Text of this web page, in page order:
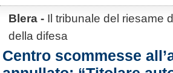
Blera - Il tribunale del riesame
della difesa
Centro scommesse